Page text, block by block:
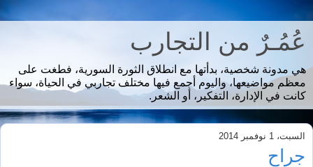
عُمُـرٌ من التجارب
هي مدونة شخصية، بدأتها مع انطلاق الثورة السورية، فطغت على
معظم مواضيعها، واليوم أجمع فيها مختلف تجاربي في الحياة، سواء
كانت في الإدارة، التفكير، أو الشعر.
السبت، 1 نوفمبر 2014
جراح